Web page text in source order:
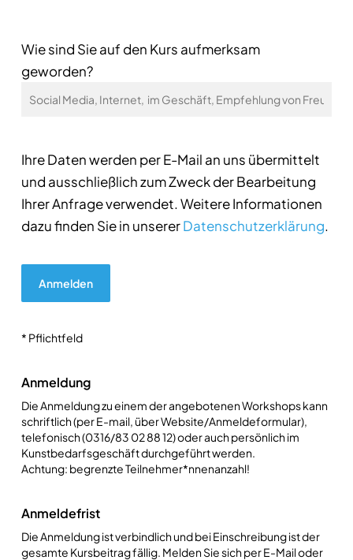
Wie sind Sie auf den Kurs aufmerksam
geworden?
Ihre Daten werden per E-Mail an uns übermittelt
und ausschließlich zum Zweck der Bearbeitung
Ihrer Anfrage verwendet. Weitere Informationen
dazu finden Sie in unsererDatenschutzerklärung.
* Pflichtfeld
Anmeldung
Die Anmeldung zu einem der angebotenen Workshops kann
schriftlich (per E-mail, über Website/Anmeldeformular),
telefonisch (0316/83 02 88 12) oder auch persönlich im
Kunstbedarfsgeschäft durchgeführt werden.
Achtung: begrenzte Teilnehmer*nnenanzahl!
Anmeldefrist
Die Anmeldung ist verbindlich und bei Einschreibung ist der
gesamte Kursbeitrag fällig. Melden Sie sich per E-Mail oder